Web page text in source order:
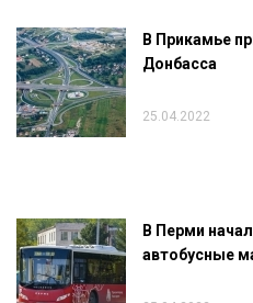
В Прикамье
Донбасса
25.04.2022
В Перми
автобусные